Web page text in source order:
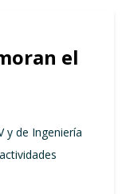
el
y de Ingeniería